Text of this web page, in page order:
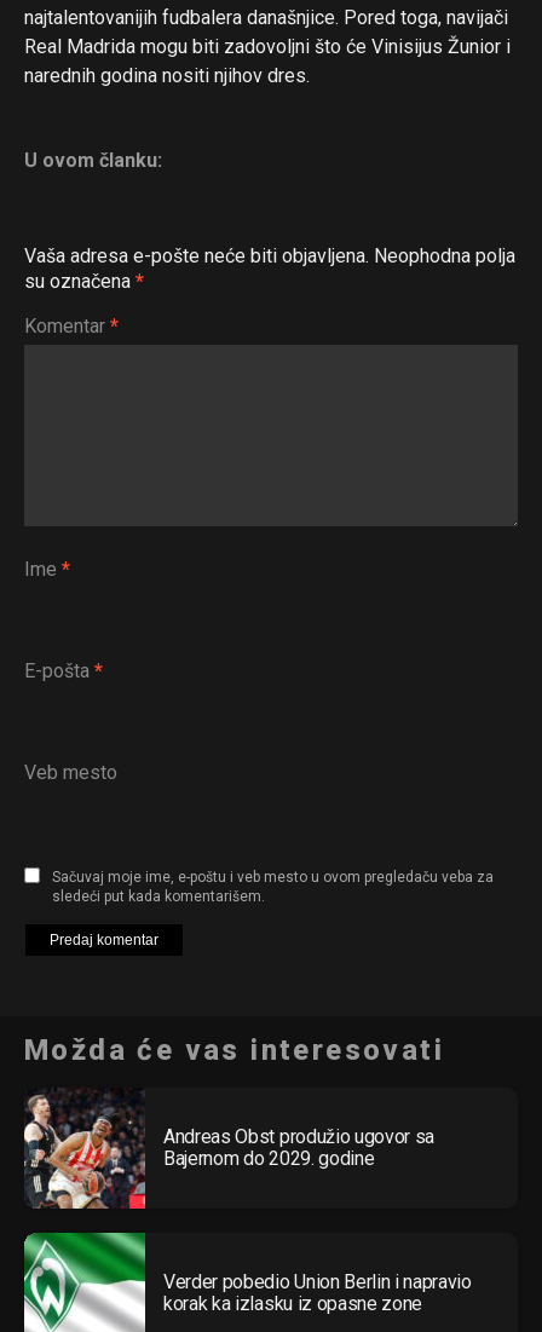
najtalentovanijih fudbalera današnjice. Pored toga, navijači
Real Madrida mogu biti zadovoljni što će Vinisijus Žunior i
narednih godina nositi njihov dres.
U ovom članku:
Vaša adresa e-pošte neće biti objavljena. Neophodna polja
su označena *
Komentar *
Ime *
E-pošta *
Veb mesto
Sačuvaj moje ime, e-poštu i veb mesto u ovom pregledaču veba za
sledeći put kada komentarišem.
Možda će vas interesovati
Andreas Obst produžio ugovor sa
Bajernom do 2029. godine
Verder pobedio Union Berlin i napravio
korak ka izlasku iz opasne zone